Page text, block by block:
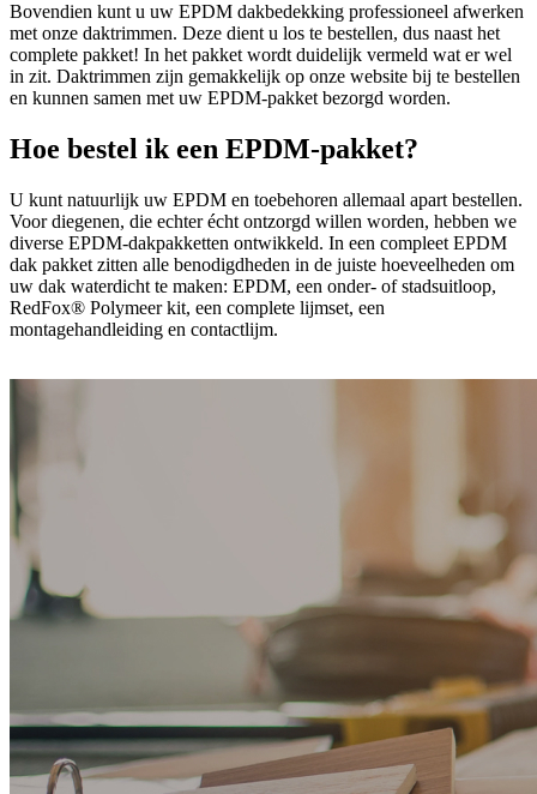
Bovendien kunt u uw EPDM dakbedekking professioneel afwerken
met onze daktrimmen. Deze dient u los te bestellen, dus naast het
complete pakket! In het pakket wordt duidelijk vermeld wat er wel
in zit. Daktrimmen zijn gemakkelijk op onze website bij te bestellen
en kunnen samen met uw EPDM-pakket bezorgd worden.
Hoe bestel ik een EPDM-pakket?
U kunt natuurlijk uw EPDM en toebehoren allemaal apart bestellen.
Voor diegenen, die echter écht ontzorgd willen worden, hebben we
diverse EPDM-​dakpakketten ontwikkeld. In een compleet EPDM
dak pakket zitten alle benodigdheden in de juiste hoeveelheden om
uw dak waterdicht te maken: EPDM, een onder- of stadsuitloop,
RedFox® Polymeer kit, een complete lijmset, een
montagehandleiding en contactlijm.